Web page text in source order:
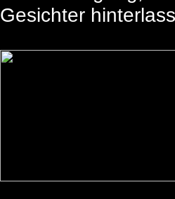
Gesichter